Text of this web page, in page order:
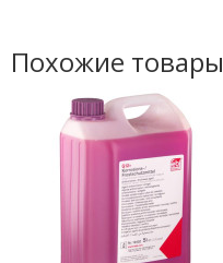
Похожие товары